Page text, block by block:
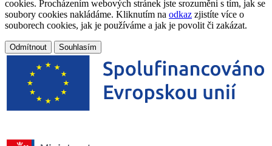
cookies. Procházením webových stránek jste srozuměni s tím, jak se
soubory cookies nakládáme. Kliknutím na odkaz zjistíte více o
souborech cookies, jak je používáme a jak je povolit či zakázat.
Odmítnout Souhlasím